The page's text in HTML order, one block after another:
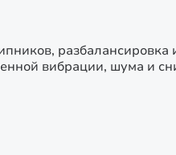
вибрации, шума и